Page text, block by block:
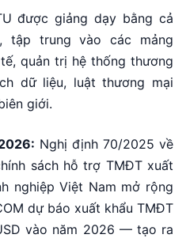
được giảng dạy bằng cả
tập trung vào các mảng
quản trị hệ thống thương
dữ liệu, luật thương mại
giới.
Nghị định 70/2025 về
sách hỗ trợ TMĐT xuất
nghiệp Việt Nam mở rộng
dự báo xuất khẩu TMĐT
vào năm 2026 — tạo ra